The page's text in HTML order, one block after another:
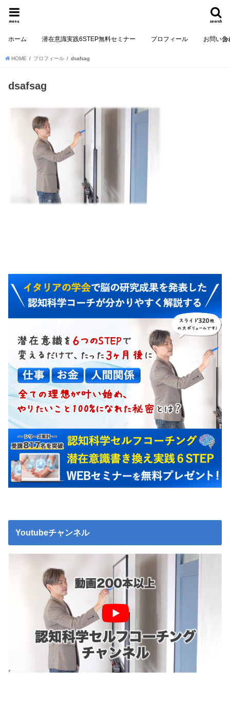
search
menu
ホーム 潜在意識実践6STEP無料セミナー プロフィール お問い合
HOME プロフィール dsafsag
dsafsag
Youtubeチャンネル